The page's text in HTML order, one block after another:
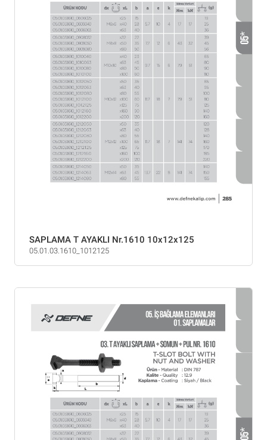
SAPLAMA T AYAKLI Nr.1610 10x12x125
05.01.03.1610_1012125